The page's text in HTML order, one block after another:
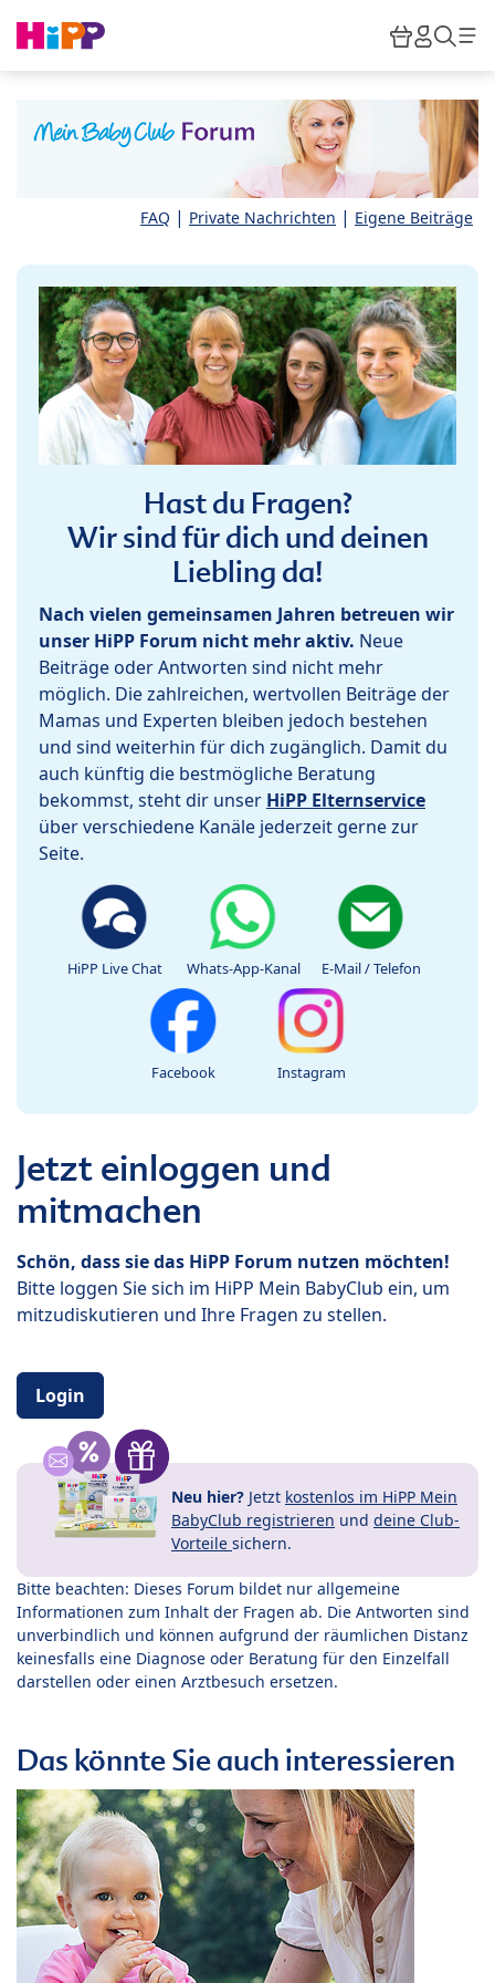
HiPP
FAQ | Private Nachrichten | Eigene Beiträge
Hast du Fragen?
Wir sind für dich und deinen
Liebling da!
Nach vielen gemeinsamen Jahren betreuen wir
unser HiPP Forum nicht mehr aktiv. Neue
Beiträge oder Antworten sind nicht mehr
möglich. Die zahlreichen, wertvollen Beiträge der
Mamas und Experten bleiben jedoch bestehen
und sind weiterhin für dich zugänglich. Damit du
auch künftig die bestmögliche Beratung
bekommst, steht dir unser HiPP Elternservice
über verschiedene Kanäle jederzeit gerne zur
Seite.
HiPP Live Chat Whats-App-Kanal E-Mail / Telefon
Facebook Instagram
Jetzt einloggen und
mitmachen
Schön, dass sie das HiPP Forum nutzen möchten!
Bitte loggen Sie sich im HiPP Mein BabyClub ein, um
mitzudiskutieren und Ihre Fragen zu stellen.
Login
Neu hier? Jetzt kostenlos im HiPP Mein
BabyClub registrieren und deine Club-
Vorteile sichern.
Bitte beachten: Dieses Forum bildet nur allgemeine
Informationen zum Inhalt der Fragen ab. Die Antworten sind
unverbindlich und können aufgrund der räumlichen Distanz
keinesfalls eine Diagnose oder Beratung für den Einzelfall
darstellen oder einen Arztbesuch ersetzen.
Das könnte Sie auch interessieren